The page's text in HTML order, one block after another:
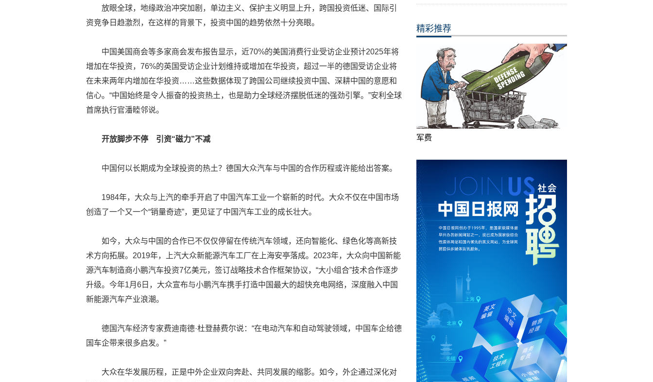
放眼全球，地缘政治冲突加剧，单边主义、保护主义明显上升，跨国投资低迷、国际引
资竞争日趋激烈，在这样的背景下，投资中国的趋势依然十分亮眼。
中国美国商会等多家商会发布报告显示，近70%的美国消费行业受访企业预计2025年将
增加在华投资，76%的英国受访企业计划维持或增加在华投资，超过一半的德国受访企业将
在未来两年内增加在华投资……这些数据体现了跨国公司继续投资中国、深耕中国的意愿和
信心。“中国始终是令人振奋的投资热土，也是助力全球经济摆脱低迷的强劲引擎。”安利全球
首席执行官潘睦邻说。
开放脚步不停 引资“磁力”不减
中国何以长期成为全球投资的热土？德国大众汽车与中国的合作历程或许能给出答案。
1984年，大众与上汽的牵手开启了中国汽车工业一个崭新的时代。大众不仅在中国市场
创造了一个又一个“销量奇迹”，更见证了中国汽车工业的成长壮大。
如今，大众与中国的合作已不仅仅停留在传统汽车领域，还向智能化、绿色化等高新技
术方向拓展。2019年，上汽大众新能源汽车工厂在上海安亭落成。2023年，大众向中国新能
源汽车制造商小鹏汽车投资7亿美元，签订战略技术合作框架协议，“大小组合”技术合作逐步
升级。今年1月6日，大众宣布与小鹏汽车携手打造中国最大的超快充电网络，深度融入中国
新能源汽车产业浪潮。
德国汽车经济专家费迪南德·杜登赫费尔说：“在电动汽车和自动驾驶领域，中国车企给德
国车企带来很多启发。”
大众在华发展历程，正是中外企业双向奔赴、共同发展的缩影。如今，外企通过深化对
精彩推荐
军费